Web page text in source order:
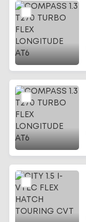
Início
Todos os